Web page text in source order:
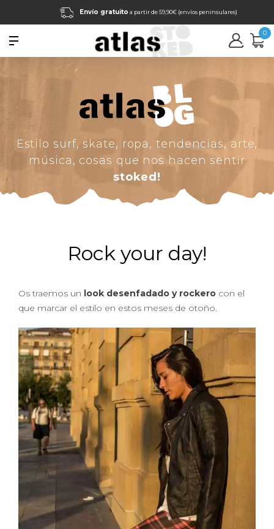
Envío gratuito a partir de 59,90€ (envíos peninsulares)
0
Estilo surf, skate, ropa, tendencias, arte,
música, cosas que nos hacen sentir
stoked!
Rock your day!
Os traemos un look desenfadado y rockero con el
que marcar el estilo en estos meses de otoño.